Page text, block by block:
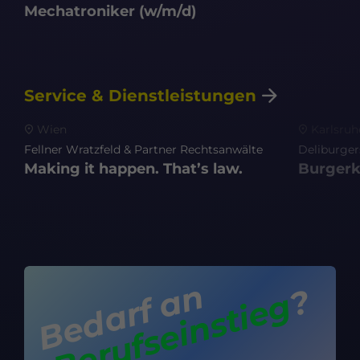
Mechatroniker (w/m/d)
Service & Dienstleistungen
Fellner Wratzfeld & Partner Rechtsanwälte
Making it happen. That’s law.
Wien
Bedarf an
Berufseinstieg?
Notwendig
Diese sind für die grundlegenden
Externe Inhalte